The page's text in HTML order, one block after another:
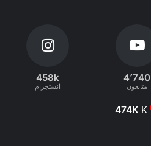
4٬740
متابعون
458k
انستجرام
474K K